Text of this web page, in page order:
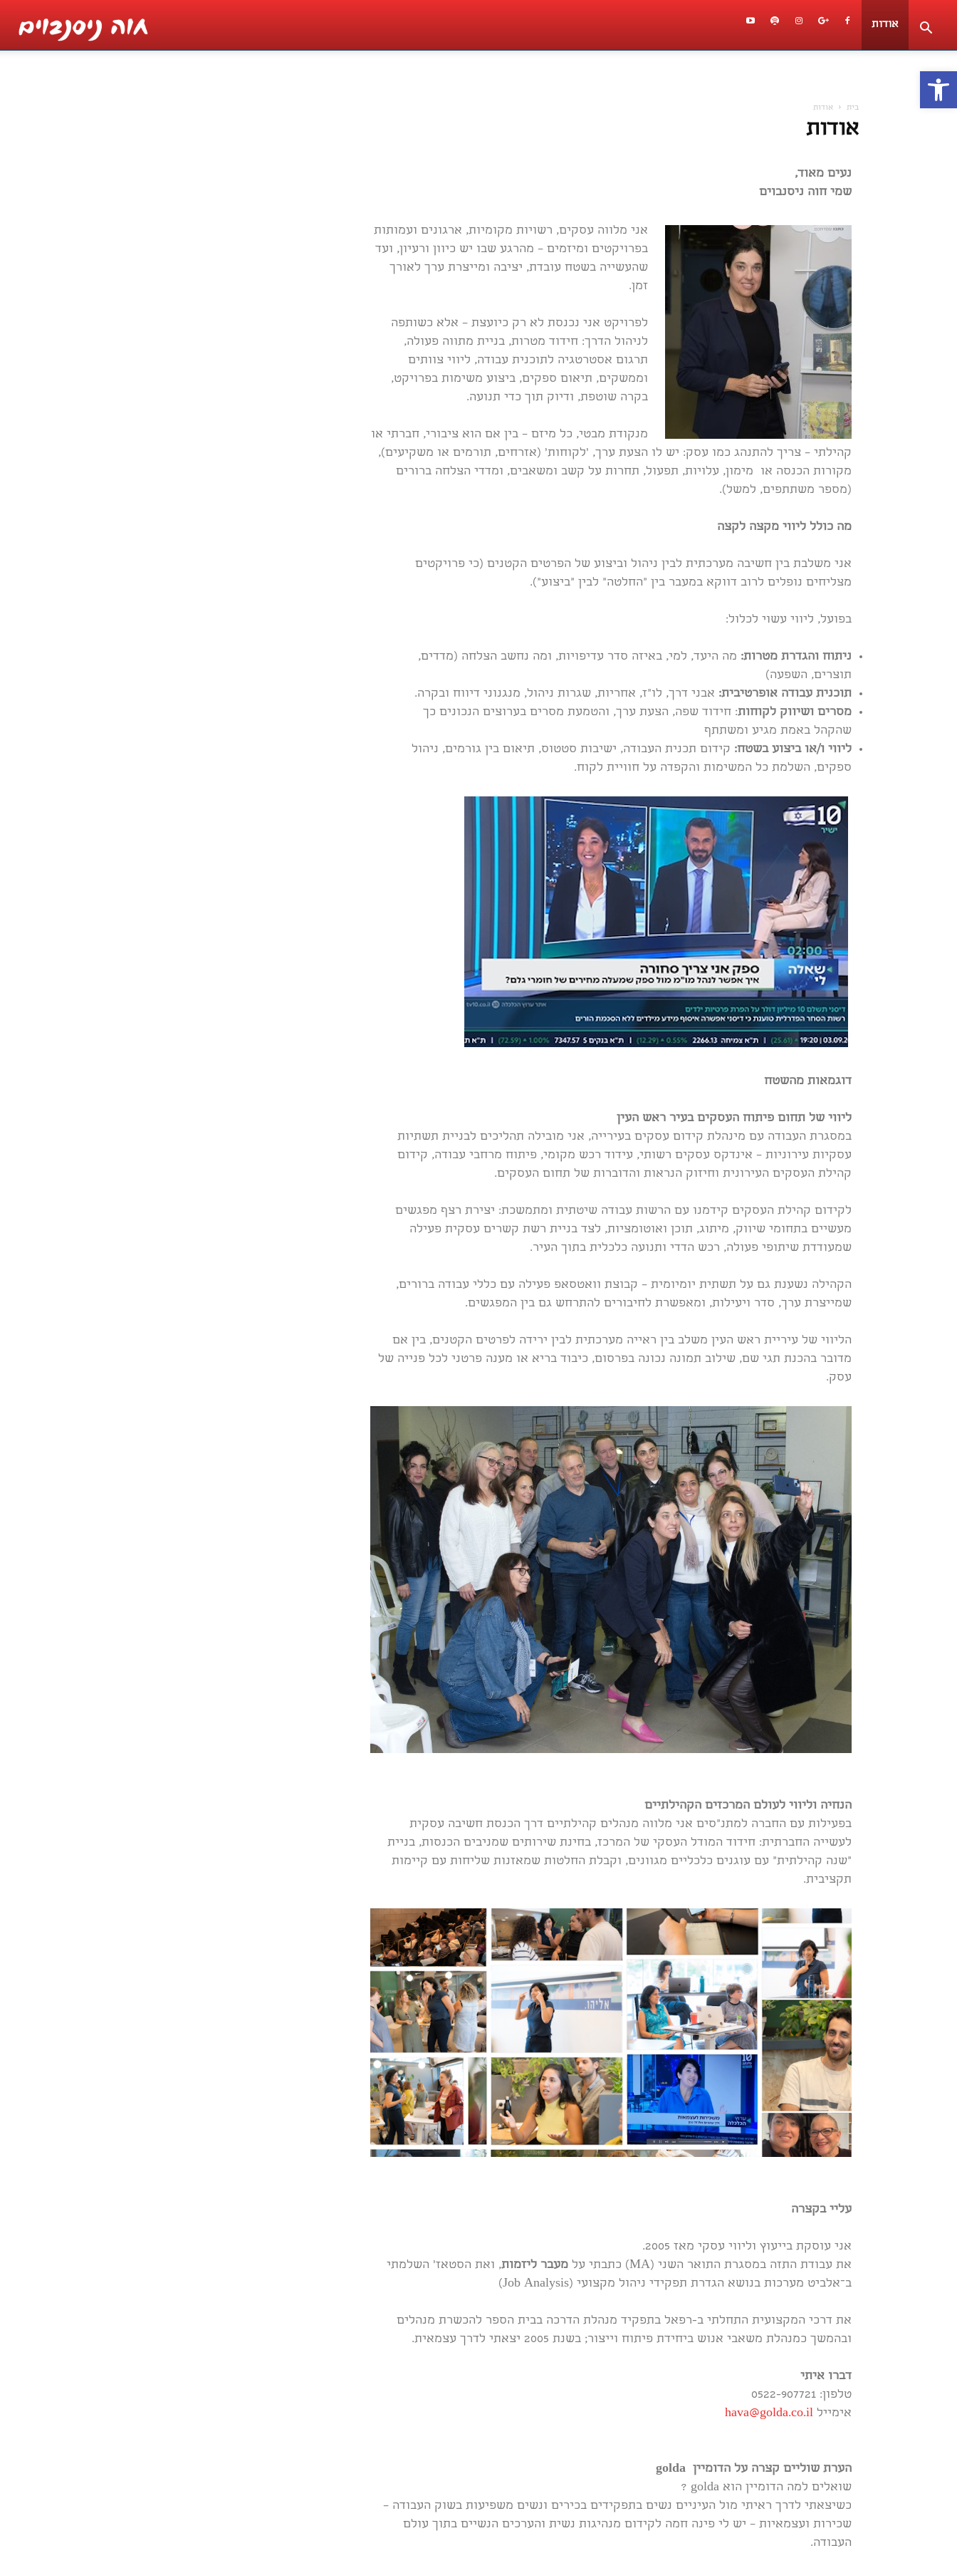
פתח סרגל נגישות
אודות
בית אודות
אודות
נעים מאוד,
שמי חוה ניסנבוים
אני מלווה עסקים, רשויות מקומיות, ארגונים ועמותות
בפרויקטים ומיזמים – מהרגע שבו יש כיוון ורעיון, ועד
שהעשייה בשטח עובדת, יציבה ומייצרת ערך לאורך
זמן.
לפרויקט אני נכנסת לא רק כיועצת – אלא כשותפה
לניהול הדרך: חידוד מטרות, בניית מתווה פעולה,
תרגום אסטרטגיה לתוכנית עבודה, ליווי צוותים
וממשקים, תיאום ספקים, ביצוע משימות בפרויקט,
בקרה שוטפת, ודיוק תוך כדי תנועה.
מנקודת מבטי, כל מיזם – בין אם הוא ציבורי, חברתי או
קהילתי – צריך להתנהג כמו עסק: יש לו הצעת ערך, 'לקוחות' (אזרחים, תורמים או משקיעים),
מקורות הכנסה או מימון, עלויות, תפעול, תחרות על קשב ומשאבים, ומדדי הצלחה ברורים
(מספר משתתפים, למשל).
מה כולל ליווי מקצה לקצה
אני משלבת בין חשיבה מערכתית לבין ניהול וביצוע של הפרטים הקטנים (כי פרויקטים
מצליחים נופלים לרוב דווקא במעבר בין “החלטה” לבין “ביצוע”).
בפועל, ליווי עשוי לכלול:
ניתוח והגדרת מטרות: מה היעד, למי, באיזה סדר עדיפויות, ומה נחשב הצלחה (מדדים,
תוצרים, השפעה)
תוכנית עבודה אופרטיבית: אבני דרך, לו״ז, אחריות, שגרות ניהול, מנגנוני דיווח ובקרה.
מסרים ושיווק לקוחות: חידוד שפה, הצעת ערך, והטמעת מסרים בערוצים הנכונים כך
שהקהל באמת מגיע ומשתתף
ליווי ו/או ביצוע בשטח: קידום תכנית העבודה, ישיבות סטטוס, תיאום בין גורמים, ניהול
ספקים, השלמת כל המשימות והקפדה על חוויית לקוח.
דוגמאות מהשטח
ליווי של תחום פיתוח העסקים בעיר ראש העין
במסגרת העבודה עם מינהלת קידום עסקים בעירייה, אני מובילה תהליכים לבניית תשתיות
עסקיות עירוניות – אינדקס עסקים רשותי, עידוד רכש מקומי, פיתוח מרחבי עבודה, קידום
קהילת העסקים העירונית וחיזוק הנראות והדוברות של תחום העסקים.
לקידום קהילת העסקים קידמנו עם הרשות עבודה שיטתית ומתמשכת: יצירת רצף מפגשים
מעשיים בתחומי שיווק, מיתוג, תוכן ואוטומציות, לצד בניית רשת קשרים עסקית פעילה
שמעודדת שיתופי פעולה, רכש הדדי ותנועה כלכלית בתוך העיר.
הקהילה נשענת גם על תשתית יומיומית – קבוצת וואטסאפ פעילה עם כללי עבודה ברורים,
שמייצרת ערך, סדר ויעילות, ומאפשרת לחיבורים להתרחש גם בין המפגשים.
הליווי של עיריית ראש העין משלב בין ראייה מערכתית לבין ירידה לפרטים הקטנים, בין אם
מדובר בהכנת תגי שם, שילוב תמונה נכונה בפרסום, כיבוד בריא או מענה פרטני לכל פנייה של
עסק.
הנחיה וליווי לעולם המרכזים הקהילתיים
בפעילות עם החברה למתנ”סים אני מלווה מנהלים קהילתיים דרך הכנסת חשיבה עסקית
לעשייה החברתית: חידוד המודל העסקי של המרכז, בחינת שירותים שמניבים הכנסות, בניית
“שנה קהילתית” עם עוגנים כלכליים מגוונים, וקבלת החלטות שמאזנות שליחות עם קיימות
תקציבית.
עליי בקצרה
אני עוסקת בייעוץ וליווי עסקי מאז 2005.
את עבודת התזה במסגרת התואר השני (MA) כתבתי על
מעבר ליזמות, ואת הסטאז’ השלמתי
ב־אלביט מערכות בנושא הגדרת תפקידי ניהול מקצועי (Job Analysis)
את דרכי המקצועית התחלתי ב-רפאל בתפקיד מנהלת הדרכה בבית הספר להכשרת מנהלים
ובהמשך כמנהלת משאבי אנוש ביחידת פיתוח וייצור; בשנת 2005 יצאתי לדרך עצמאית.
דברו איתי
טלפון: 0522-907721
אימייל hava@golda.co.il
הערת שוליים קצרה על הדומיין
שואלים למה הדומיין הוא golda ?
כשיצאתי לדרך ראיתי מול העיניים נשים בתפקידים בכירים ונשים משפיעות בשוק העבודה –
שכירות ועצמאיות – יש לי פינה חמה לקידום מנהיגות נשית והערכים הנשיים בתוך עולם
העבודה.